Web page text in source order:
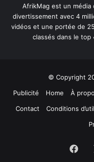
AfrikMag est un média
divertissement avec 4
vidéos et une portée de
classés dans le top
© Copyright
Publicité
Home À
Contact
Conditions